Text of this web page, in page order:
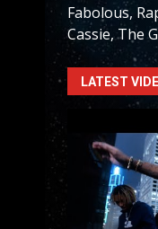
Fabolous,
Cassie, The
LATEST